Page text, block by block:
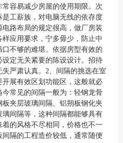
容易减少房屋的使用期限。次
工薪族，对电脑无线的依存度
路布局的规定很高，做厂房装
应用要求，宁多毋少，防止中
不够的难堪。依据房型有效的
定无关紧要的陈设设计。招待
严肃认真。2、间隔的挑选在室
展有效区划功能区，这般就必
常见的间隔一般为：轻钢龙骨
夹层玻璃间隔、铝朔板钢化夹
间隔等，这种间隔都能够具有
着的风格不尽相同，价格也不一
隔的工程造价较低，通常随便